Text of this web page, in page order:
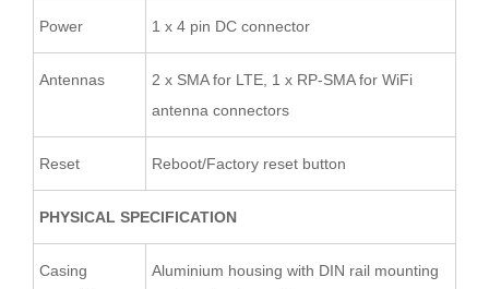
Power 1 x 4 pin DC connector
Antennas
2 x SMA for LTE, 1 x RP-SMA for WiFi
antenna connectors
Reset Reboot/Factory reset button
PHYSICAL SPECIFICATION
Casing
Aluminium housing with DIN rail mounting